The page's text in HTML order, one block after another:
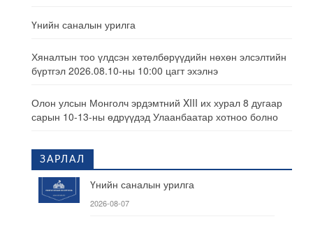
Үнийн саналын урилга
Хяналтын тоо үлдсэн хөтөлбөрүүдийн нөхөн элсэлтийн
бүртгэл 2026.08.10-ны 10:00 цагт эхэлнэ
Олон улсын Монголч эрдэмтний XIII их хурал 8 дугаар
сарын 10-13-ны өдрүүдэд Улаанбаатар хотноо болно
ЗАРЛАЛ
Үнийн саналын урилга
2026-08-07